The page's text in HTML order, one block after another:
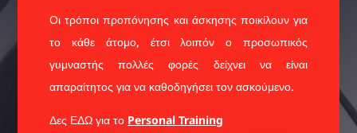
Οι τρόποι προπόνησης και άσκησης ποικίλουν για
το κάθε άτομο, έτσι λοιπόν ο προσωπικός
γυμναστής πολλές φορές δείχνει να είναι
απαραίτητος για να καθοδηγήσει τον ασκούμενο.
Δες ΕΔΩ για το Personal Training